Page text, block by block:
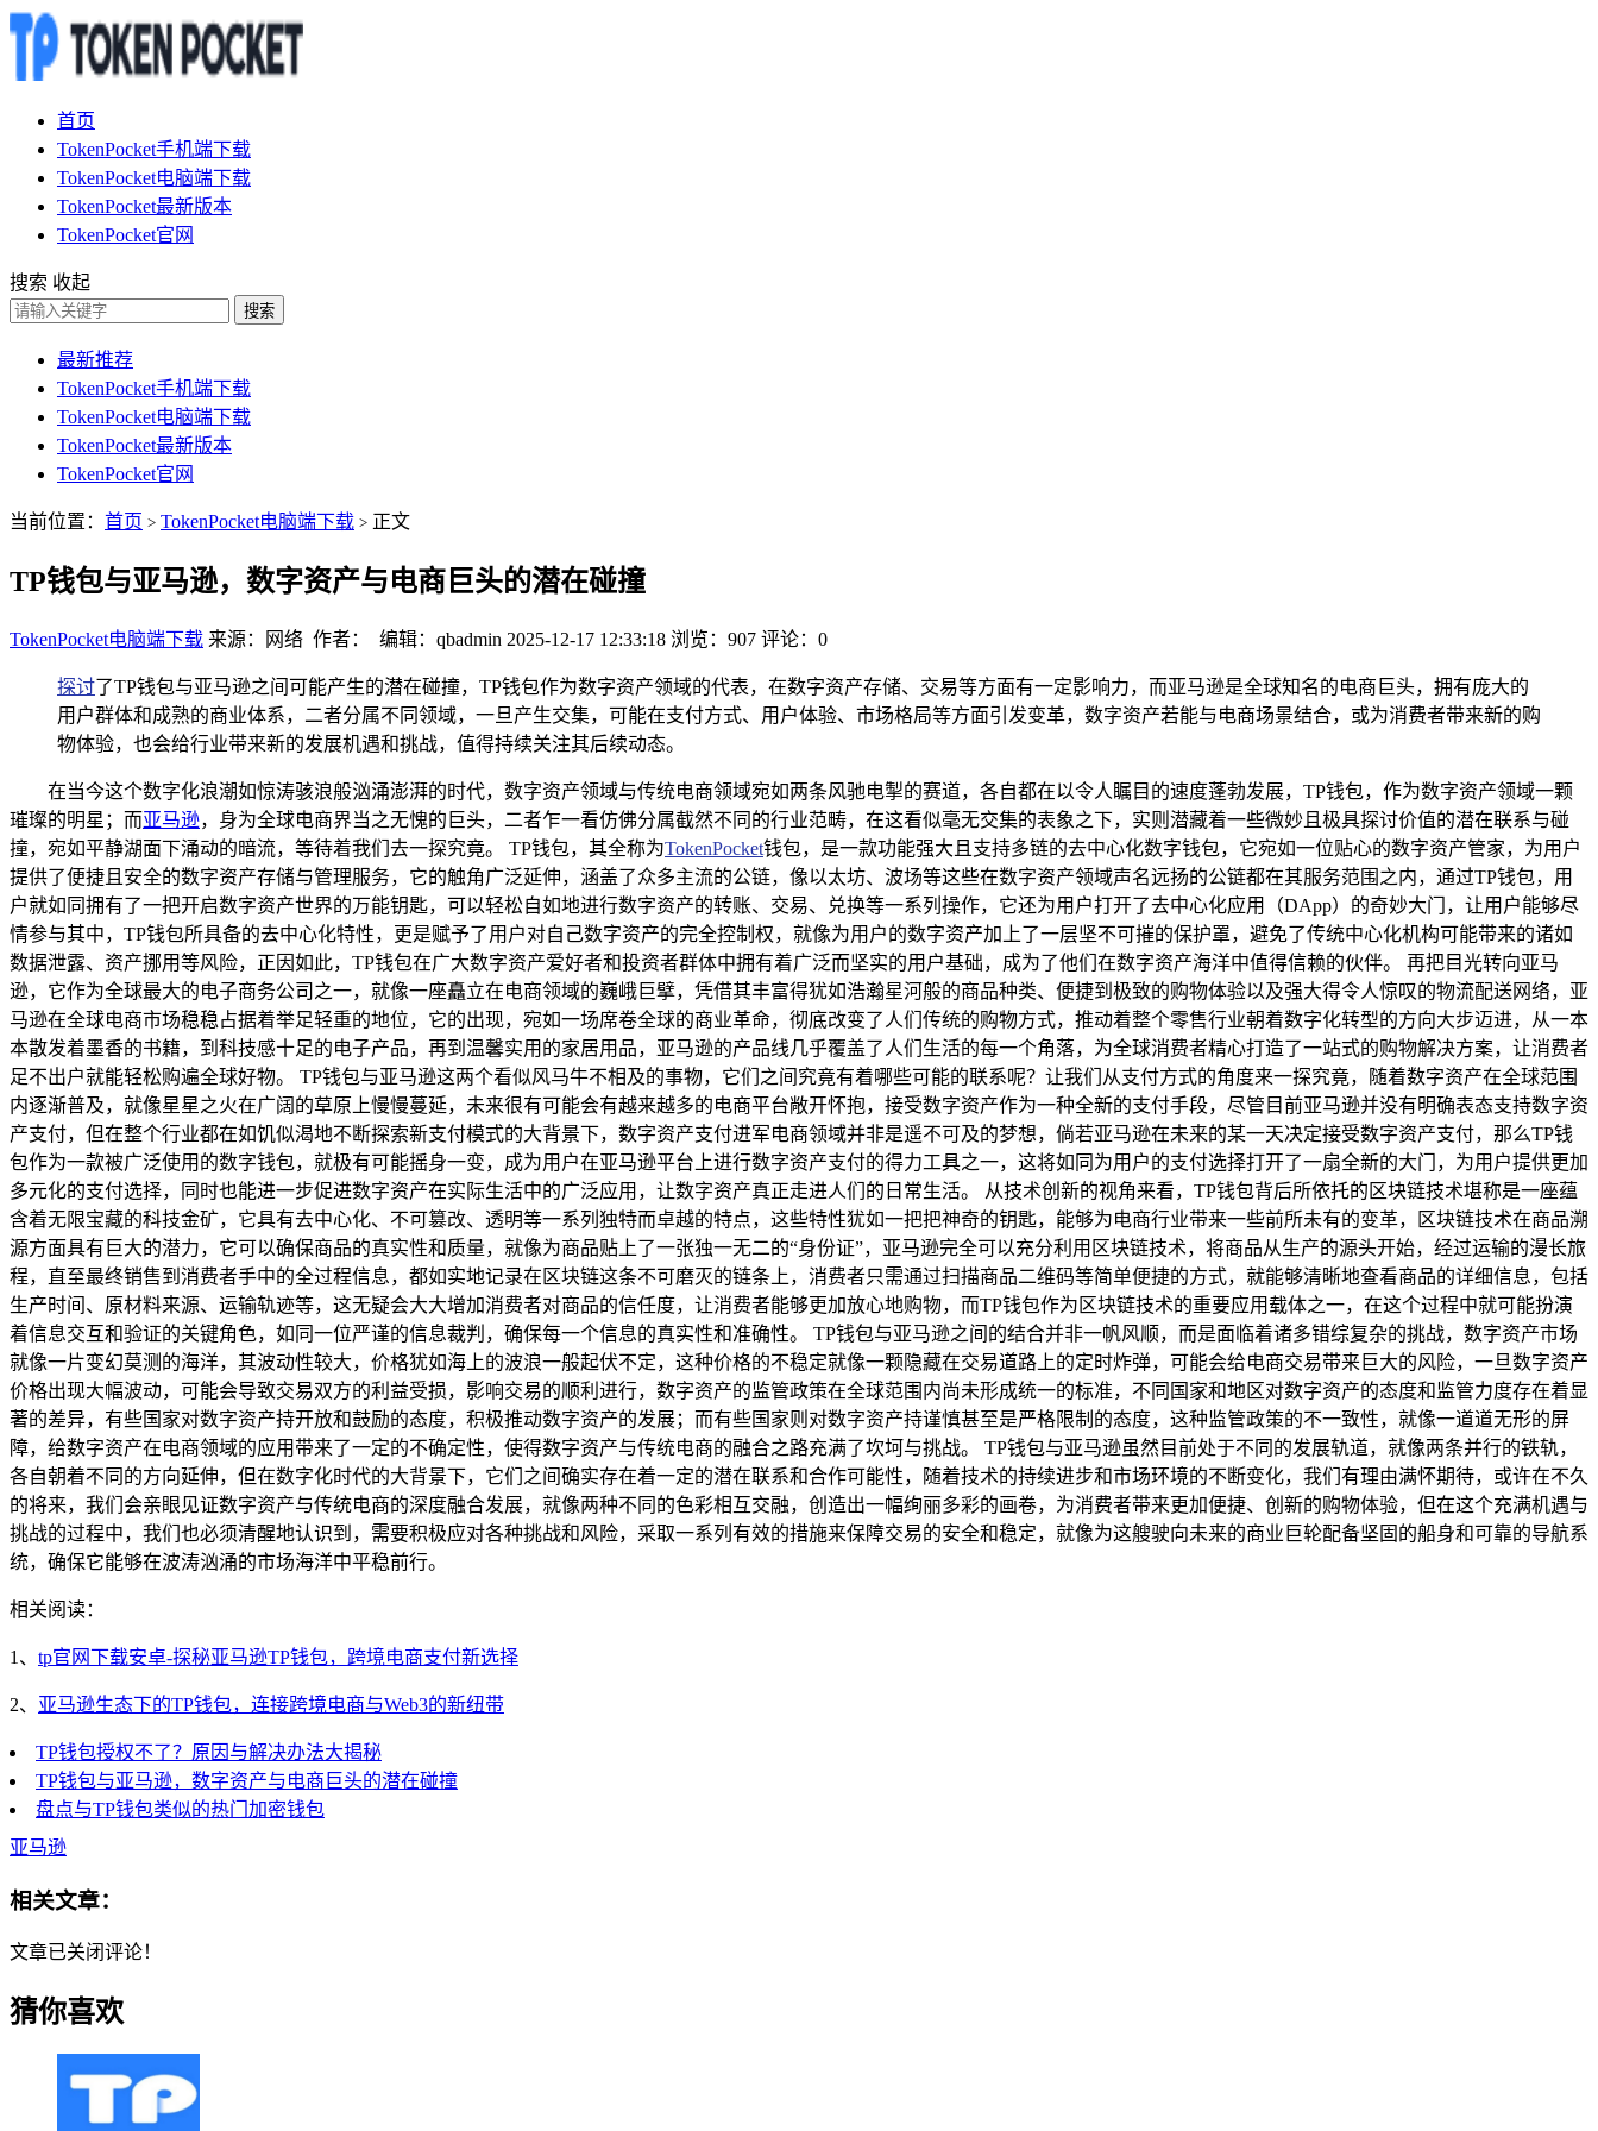
首页
TokenPocket手机端下载
TokenPocket电脑端下载
TokenPocket最新版本
TokenPocket官网
搜索 收起
搜索
最新推荐
TokenPocket手机端下载
TokenPocket电脑端下载
TokenPocket最新版本
TokenPocket官网
当前位置： 首页 > TokenPocket电脑端下载 > 正文
TP钱包与亚马逊，数字资产与电商巨头的潜在碰撞
TokenPocket电脑端下载 来源：网络 作者： 编辑：qbadmin 2025-12-17 12:33:18 浏览：907 评论：0
探讨了TP钱包与亚马逊之间可能产生的潜在碰撞，TP钱包作为数字资产领域的代表，在数字资产存储、交易等方面有一定影响力，而亚马逊是全球知名的电商巨头，拥有庞大的
用户群体和成熟的商业体系，二者分属不同领域，一旦产生交集，可能在支付方式、用户体验、市场格局等方面引发变革，数字资产若能与电商场景结合，或为消费者带来新的购
物体验，也会给行业带来新的发展机遇和挑战，值得持续关注其后续动态。
在当今这个数字化浪潮如惊涛骇浪般汹涌澎湃的时代，数字资产领域与传统电商领域宛如两条风驰电掣的赛道，各自都在以令人瞩目的速度蓬勃发展，TP钱包，作为数字资产领域一颗
璀璨的明星；而亚马逊，身为全球电商界当之无愧的巨头，二者乍一看仿佛分属截然不同的行业范畴，在这看似毫无交集的表象之下，实则潜藏着一些微妙且极具探讨价值的潜在联系与碰
撞，宛如平静湖面下涌动的暗流，等待着我们去一探究竟。 TP钱包，其全称为TokenPocket钱包，是一款功能强大且支持多链的去中心化数字钱包，它宛如一位贴心的数字资产管家，为用户
提供了便捷且安全的数字资产存储与管理服务，它的触角广泛延伸，涵盖了众多主流的公链，像以太坊、波场等这些在数字资产领域声名远扬的公链都在其服务范围之内，通过TP钱包，用
户就如同拥有了一把开启数字资产世界的万能钥匙，可以轻松自如地进行数字资产的转账、交易、兑换等一系列操作，它还为用户打开了去中心化应用（DApp）的奇妙大门，让用户能够尽
情参与其中，TP钱包所具备的去中心化特性，更是赋予了用户对自己数字资产的完全控制权，就像为用户的数字资产加上了一层坚不可摧的保护罩，避免了传统中心化机构可能带来的诸如
数据泄露、资产挪用等风险，正因如此，TP钱包在广大数字资产爱好者和投资者群体中拥有着广泛而坚实的用户基础，成为了他们在数字资产海洋中值得信赖的伙伴。 再把目光转向亚马
逊，它作为全球最大的电子商务公司之一，就像一座矗立在电商领域的巍峨巨擘，凭借其丰富得犹如浩瀚星河般的商品种类、便捷到极致的购物体验以及强大得令人惊叹的物流配送网络，亚
马逊在全球电商市场稳稳占据着举足轻重的地位，它的出现，宛如一场席卷全球的商业革命，彻底改变了人们传统的购物方式，推动着整个零售行业朝着数字化转型的方向大步迈进，从一本
本散发着墨香的书籍，到科技感十足的电子产品，再到温馨实用的家居用品，亚马逊的产品线几乎覆盖了人们生活的每一个角落，为全球消费者精心打造了一站式的购物解决方案，让消费者
足不出户就能轻松购遍全球好物。 TP钱包与亚马逊这两个看似风马牛不相及的事物，它们之间究竟有着哪些可能的联系呢？让我们从支付方式的角度来一探究竟，随着数字资产在全球范围
内逐渐普及，就像星星之火在广阔的草原上慢慢蔓延，未来很有可能会有越来越多的电商平台敞开怀抱，接受数字资产作为一种全新的支付手段，尽管目前亚马逊并没有明确表态支持数字资
产支付，但在整个行业都在如饥似渴地不断探索新支付模式的大背景下，数字资产支付进军电商领域并非是遥不可及的梦想，倘若亚马逊在未来的某一天决定接受数字资产支付，那么TP钱
包作为一款被广泛使用的数字钱包，就极有可能摇身一变，成为用户在亚马逊平台上进行数字资产支付的得力工具之一，这将如同为用户的支付选择打开了一扇全新的大门，为用户提供更加
多元化的支付选择，同时也能进一步促进数字资产在实际生活中的广泛应用，让数字资产真正走进人们的日常生活。 从技术创新的视角来看，TP钱包背后所依托的区块链技术堪称是一座蕴
含着无限宝藏的科技金矿，它具有去中心化、不可篡改、透明等一系列独特而卓越的特点，这些特性犹如一把把神奇的钥匙，能够为电商行业带来一些前所未有的变革，区块链技术在商品溯
源方面具有巨大的潜力，它可以确保商品的真实性和质量，就像为商品贴上了一张独一无二的“身份证”，亚马逊完全可以充分利用区块链技术，将商品从生产的源头开始，经过运输的漫长旅
程，直至最终销售到消费者手中的全过程信息，都如实地记录在区块链这条不可磨灭的链条上，消费者只需通过扫描商品二维码等简单便捷的方式，就能够清晰地查看商品的详细信息，包括
生产时间、原材料来源、运输轨迹等，这无疑会大大增加消费者对商品的信任度，让消费者能够更加放心地购物，而TP钱包作为区块链技术的重要应用载体之一，在这个过程中就可能扮演
着信息交互和验证的关键角色，如同一位严谨的信息裁判，确保每一个信息的真实性和准确性。 TP钱包与亚马逊之间的结合并非一帆风顺，而是面临着诸多错综复杂的挑战，数字资产市场
就像一片变幻莫测的海洋，其波动性较大，价格犹如海上的波浪一般起伏不定，这种价格的不稳定就像一颗隐藏在交易道路上的定时炸弹，可能会给电商交易带来巨大的风险，一旦数字资产
价格出现大幅波动，可能会导致交易双方的利益受损，影响交易的顺利进行，数字资产的监管政策在全球范围内尚未形成统一的标准，不同国家和地区对数字资产的态度和监管力度存在着显
著的差异，有些国家对数字资产持开放和鼓励的态度，积极推动数字资产的发展；而有些国家则对数字资产持谨慎甚至是严格限制的态度，这种监管政策的不一致性，就像一道道无形的屏
障，给数字资产在电商领域的应用带来了一定的不确定性，使得数字资产与传统电商的融合之路充满了坎坷与挑战。 TP钱包与亚马逊虽然目前处于不同的发展轨道，就像两条并行的铁轨，
各自朝着不同的方向延伸，但在数字化时代的大背景下，它们之间确实存在着一定的潜在联系和合作可能性，随着技术的持续进步和市场环境的不断变化，我们有理由满怀期待，或许在不久
的将来，我们会亲眼见证数字资产与传统电商的深度融合发展，就像两种不同的色彩相互交融，创造出一幅绚丽多彩的画卷，为消费者带来更加便捷、创新的购物体验，但在这个充满机遇与
挑战的过程中，我们也必须清醒地认识到，需要积极应对各种挑战和风险，采取一系列有效的措施来保障交易的安全和稳定，就像为这艘驶向未来的商业巨轮配备坚固的船身和可靠的导航系
统，确保它能够在波涛汹涌的市场海洋中平稳前行。
相关阅读：
1、 tp官网下载安卓-探秘亚马逊TP钱包，跨境电商支付新选择
2、 亚马逊生态下的TP钱包，连接跨境电商与Web3的新纽带
TP钱包授权不了？原因与解决办法大揭秘
TP钱包与亚马逊，数字资产与电商巨头的潜在碰撞
盘点与TP钱包类似的热门加密钱包
亚马逊
相关文章：
文章已关闭评论！
猜你喜欢